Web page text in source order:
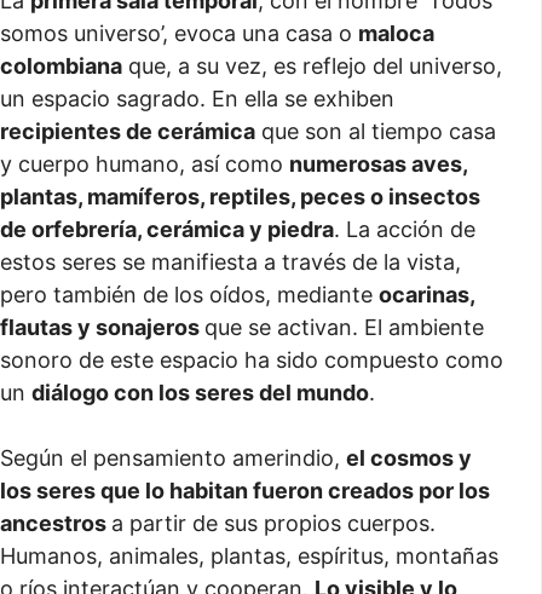
somos universo’, evoca una casa o maloca
colombiana que, a su vez, es reflejo del universo,
un espacio sagrado. En ella se exhiben
recipientes de cerámica que son al tiempo casa
y cuerpo humano, así como numerosas aves,
plantas, mamíferos, reptiles, peces o insectos
de orfebrería, cerámica y piedra. La acción de
estos seres se manifiesta a través de la vista,
pero también de los oídos, mediante ocarinas,
flautas y sonajeros que se activan. El ambiente
sonoro de este espacio ha sido compuesto como
un diálogo con los seres del mundo.
Según el pensamiento amerindio, el cosmos y
los seres que lo habitan fueron creados por los
ancestros a partir de sus propios cuerpos.
Humanos, animales, plantas, espíritus, montañas
o ríos interactúan y cooperan. Lo visible y lo